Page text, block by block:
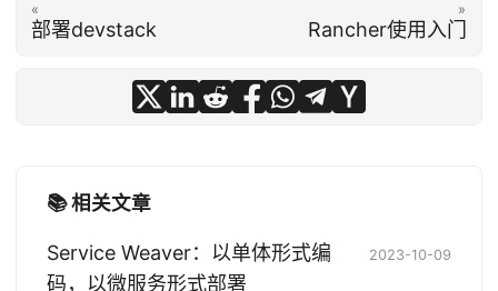
«
部署devstack
»
Rancher使用入门
📚 相关文章
Service Weaver：以单体形式编
码，以微服务形式部署
2023-10-09